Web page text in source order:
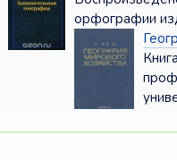
орфографии